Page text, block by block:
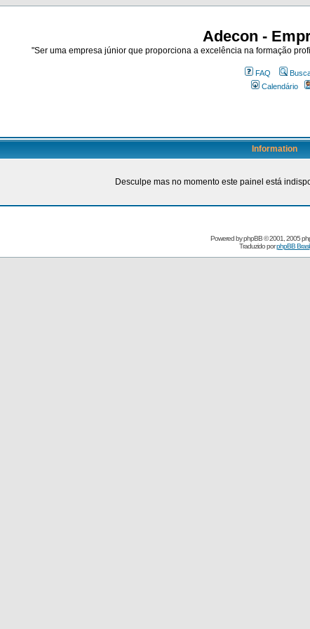
Adecon -
"Ser uma empresa júnior que proporciona a excelência na formação
FAQ
Calendário
Information
Desculpe mas no momento este painel está
Powered byphpBB© 2001, 2005
Traduzido porphpBB Brasil